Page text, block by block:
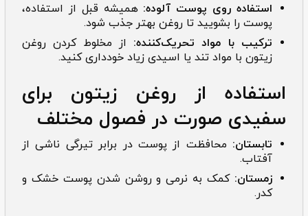
استفاده روی پوست آلوده:همیشه قبل از استفاده،
پوست را بشویید تا روغن بهتر جذب شود.
ترکیب با مواد تحریک‌کننده: از مخلوط کردن روغن
زیتون با مواد تند یا اسیدی زیاد خودداری کنید.
استفاده از روغن زیتون برای
سفیدی صورت در فصول مختلف
تابستان: محافظت از پوست در برابر تیرگی ناشی از
آفتاب.
زمستان: کمک به نرمی و روشن شدن پوست خشک و
کدر.